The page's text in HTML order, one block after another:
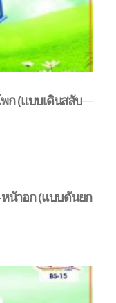
ก (แบบเดินสลับ
น้าอก (แบบดันยก